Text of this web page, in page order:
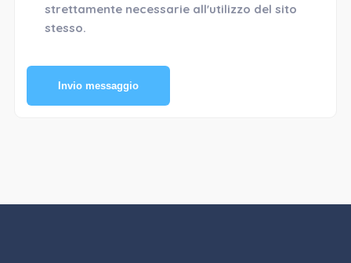
strettamente necessarie all'utilizzo del sito
stesso.
Invio messaggio